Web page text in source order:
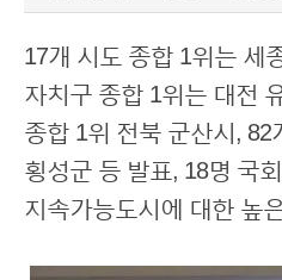
17개 시도 종합 1위는 세
자치구 종합 1위는 대전
종합 1위 전북 군산시, 82
횡성군 등 발표, 18명 국
지속가능도시에 대한 높